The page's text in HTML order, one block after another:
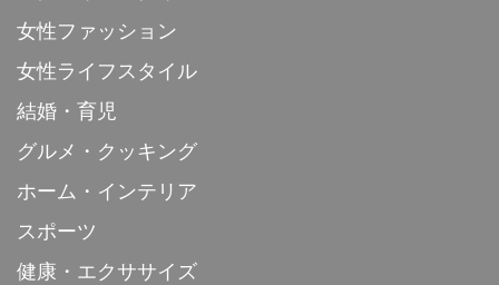
女性ファッション
女性ライフスタイル
結婚・育児
グルメ・クッキング
ホーム・インテリア
スポーツ
健康・エクササイズ